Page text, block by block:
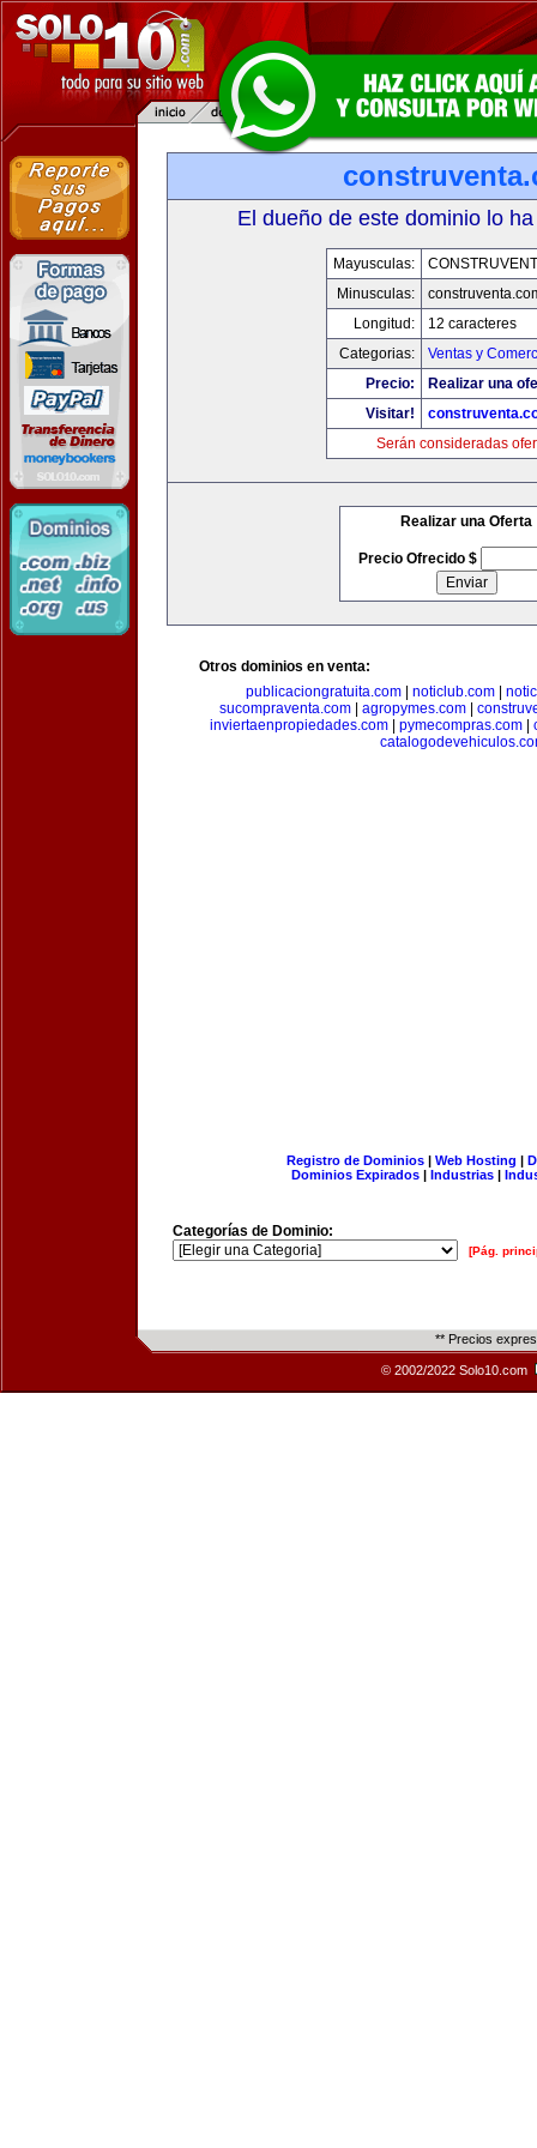
El dueño de este dominio lo
Mayusculas:
Minusculas:
Longitud:
12 caracteres
Categorias:
Ventas y
Precio:
Realizar una
Visitar!
Serán consideradas
Realizar una Oferta
Precio Ofrecido $
Otros dominios en venta:
publicaciongratuita.com| noticlub.com|
sucompraventa.com
agropymes.com
inviertaenpropiedades.com| pymecompras.com|
Registro de Dominios| Web Hosting |
Dominios Expirados | Industrias |
Categorías de Dominio:
[Pág.
** Precios
© 2002/2022 Solo10.com